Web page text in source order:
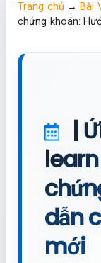
Trang chủ →Bài
chứng khoán:
|
dẫn
mới